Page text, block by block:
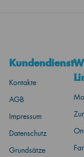
Kundendienst
Kontakte
AGB
Impressum
Datenschutz
Grundsätze